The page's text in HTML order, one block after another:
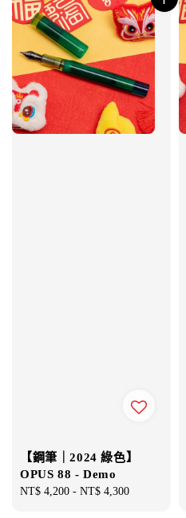
【鋼筆｜2024 綠色】
OPUS 88 - Demo
Regular
NT$ 4,200 - NT$ 4,300